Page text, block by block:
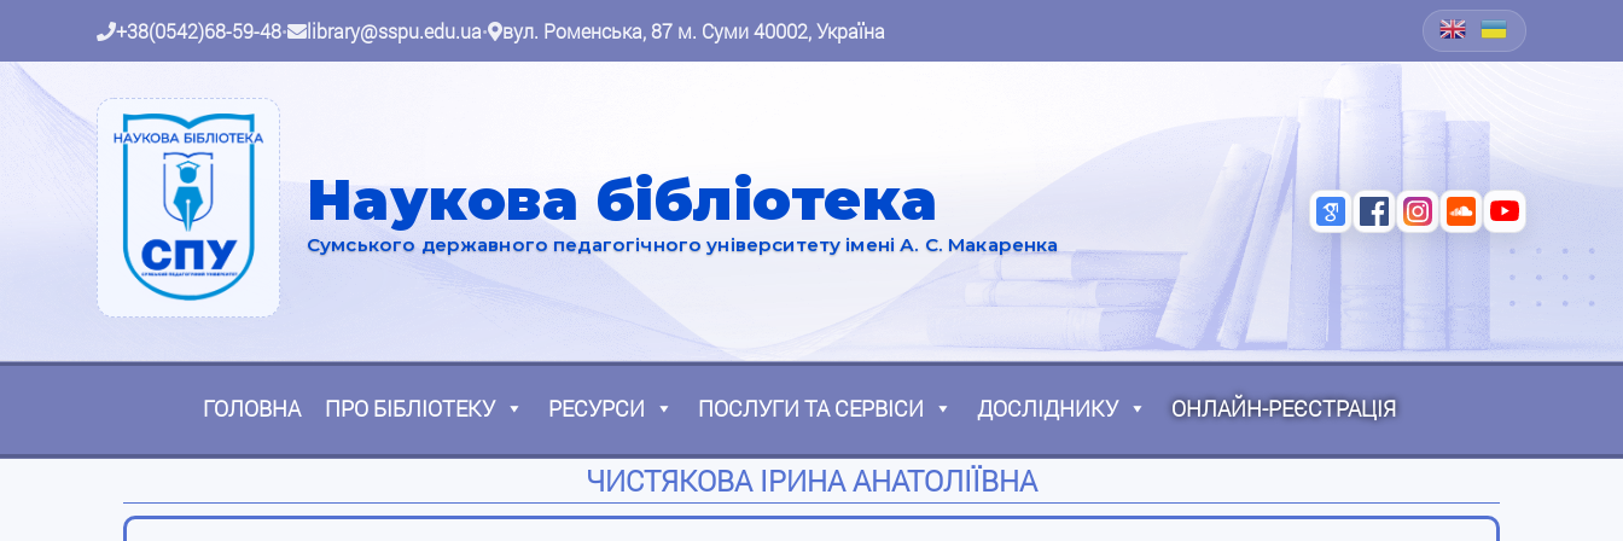
+38(0542)68-59-48• library@sspu.edu.ua• вул. Роменська, 87 м. Суми 40002, Україна
Наукова бібліотека
Сумського державного педагогічного університету імені А. С. Макаренка
ГОЛОВНА ПРО БІБЛІОТЕКУ РЕСУРСИ ПОСЛУГИ ТА СЕРВІСИ ДОСЛІДНИКУ ОНЛАЙН-РЕЄСТРАЦІЯ
ЧИСТЯКОВА ІРИНА АНАТОЛІЇВНА